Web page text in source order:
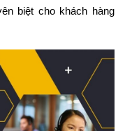
biệt cho khách hàng